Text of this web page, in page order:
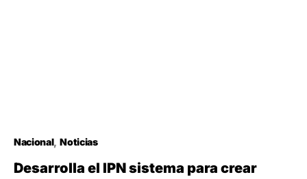
Nacional Noticias
Desarrolla el IPN sistema para crear